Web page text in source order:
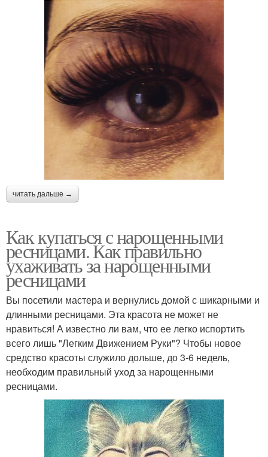
читать дальше →
Как купаться с нарощенными
ресницами. Как правильно
ухаживать за нарощенными
ресницами
Вы посетили мастера и вернулись домой с шикарными и
длинными ресницами. Эта красота не может не
нравиться! А известно ли вам, что ее легко испортить
всего лишь "Легким Движением Руки"? Чтобы новое
средство красоты служило дольше, до 3-6 недель,
необходим правильный уход за нарощенными
ресницами.